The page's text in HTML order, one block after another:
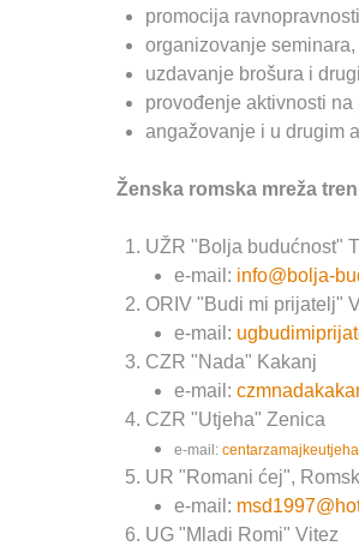
promocija
organizovanje
uzdavanje brošura i
provođenje aktivnosti
angažovanje i u drugim
Ženska romska mreža
UŽR "Bolja budućnost"
e-mail: info@bolja-
ORIV "Budi mi prijatelj"
e-mail:
CZR "Nada" Kakanj
e-mail:
CZR "Utjeha" Zenica
e-mail:
UR "Romani ćej",
e-mail:
UG "Mladi Romi" Vitez